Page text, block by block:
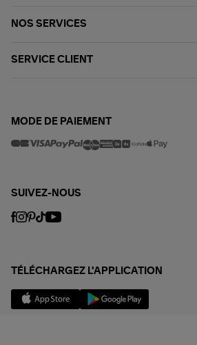
NOS SERVICES
SERVICE CLIENT
MODE DE PAIEMENT
SUIVEZ-NOUS
TÉLÉCHARGEZ L'APPLICATION